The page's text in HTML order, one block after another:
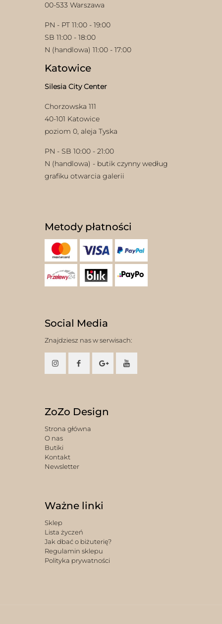
00-533 Warszawa
PN - PT 11:00 - 19:00
SB 11:00 - 18:00
N (handlowa) 11:00 - 17:00
Katowice
Silesia City Center
Chorzowska 111
40-101 Katowice
poziom 0, aleja Tyska
PN - SB 10:00 - 21:00
N (handlowa) - butik czynny według
grafiku otwarcia galerii
Metody płatności
Social Media
Znajdziesz nas w serwisach:
ZoZo Design
Strona główna
O nas
Butiki
Kontakt
Newsletter
Ważne linki
Sklep
Lista życzeń
Jak dbać o biżuterię?
Regulamin sklepu
Polityka prywatności